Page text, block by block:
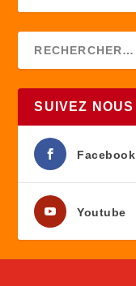
SUIVEZ NOUS
Facebook
Youtube